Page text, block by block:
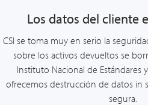
Los datos del cliente
CSI se toma muy en serio la
sobre los activos devueltos se
Instituto Nacional de Estándares
ofrecemos destrucción de datos in
segura.